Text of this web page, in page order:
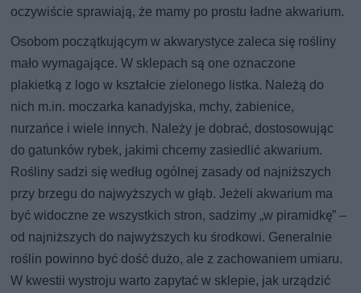
oczywiście sprawiają, że mamy po prostu ładne akwarium.
Osobom początkującym w akwarystyce zaleca się rośliny
mało wymagające. W sklepach są one oznaczone
plakietką z logo w kształcie zielonego listka. Należą do
nich m.in. moczarka kanadyjska, mchy, żabienice,
nurzańce i wiele innych. Należy je dobrać, dostosowując
do gatunków rybek, jakimi chcemy zasiedlić akwarium.
Rośliny sadzi się według ogólnej zasady od najniższych
przy brzegu do najwyższych w głąb. Jeżeli akwarium ma
być widoczne ze wszystkich stron, sadzimy „w piramidkę” –
od najniższych do najwyższych ku środkowi. Generalnie
roślin powinno być dość dużo, ale z zachowaniem umiaru.
W kwestii wystroju warto zapytać w sklepie, jak urządzić